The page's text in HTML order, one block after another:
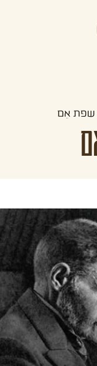
שפת אֵם